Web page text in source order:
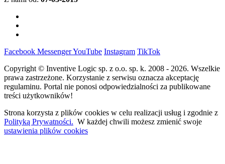
Facebook MessengerYouTube Instagram TikTok
Copyright © Inventive Logic sp. z o.o. sp. k. 2008 - 2026. Wszelkie
prawa zastrzeżone. Korzystanie z serwisu oznacza akceptację
regulaminu. Portal nie ponosi odpowiedzialności za publikowane
treści użytkowników!
Strona korzysta z plików cookies w celu realizacji usług i zgodnie z
Polityką Prywatności. W każdej chwili możesz zmienić swoje
ustawienia plików cookies